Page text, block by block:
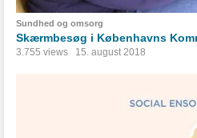
Sundhed og omsorg
Skærmbesøg i Københavns
3.755 views 15. august 2018